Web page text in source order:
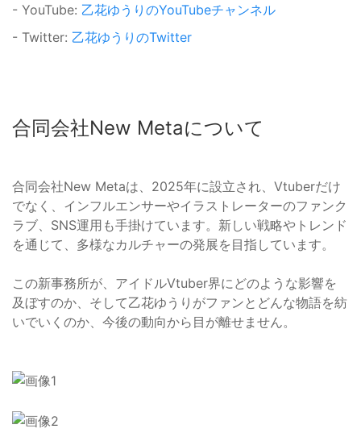
- YouTube: 乙花ゆうりのYouTubeチャンネル
- Twitter: 乙花ゆうりのTwitter
合同会社New Metaについて
合同会社New Metaは、2025年に設立され、Vtuberだけ
でなく、インフルエンサーやイラストレーターのファンク
ラブ、SNS運用も手掛けています。新しい戦略やトレンド
を通じて、多様なカルチャーの発展を目指しています。
この新事務所が、アイドルVtuber界にどのような影響を
及ぼすのか、そして乙花ゆうりがファンとどんな物語を紡
いでいくのか、今後の動向から目が離せません。